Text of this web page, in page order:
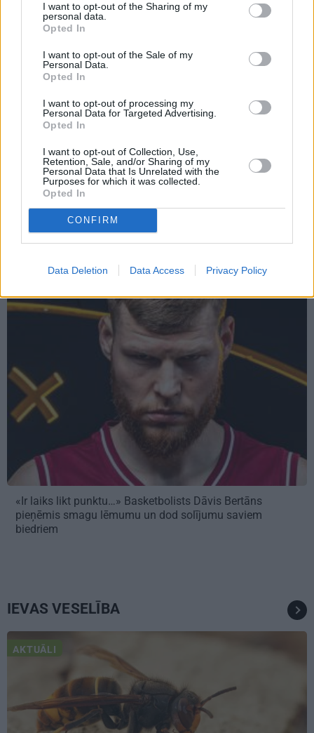
I want to opt-out of the Sharing of my
personal data.
Opted In
I want to opt-out of the Sale of my
Personal Data.
Opted In
I want to opt-out of processing my
Personal Data for Targeted Advertising.
Opted In
I want to opt-out of Collection, Use,
Retention, Sale, and/or Sharing of my
Personal Data that Is Unrelated with the
Purposes for which it was collected.
Opted In
CONFIRM
Data Deletion Data Access Privacy Policy
Džilindžera mīļoto Lindu
Kalniņu piemeklējušas
savādas sajūtas. Viņa
Darbs no mājām –
aizliegt vai turpināt?
daudzi citi
«Ir laiks likt punktu…» Basketbolists Dāvis Bertāns
pieņēmis smagu lēmumu un dod solījumu saviem
biedriem
IEVAS VESELĪBA
AKTUĀLI